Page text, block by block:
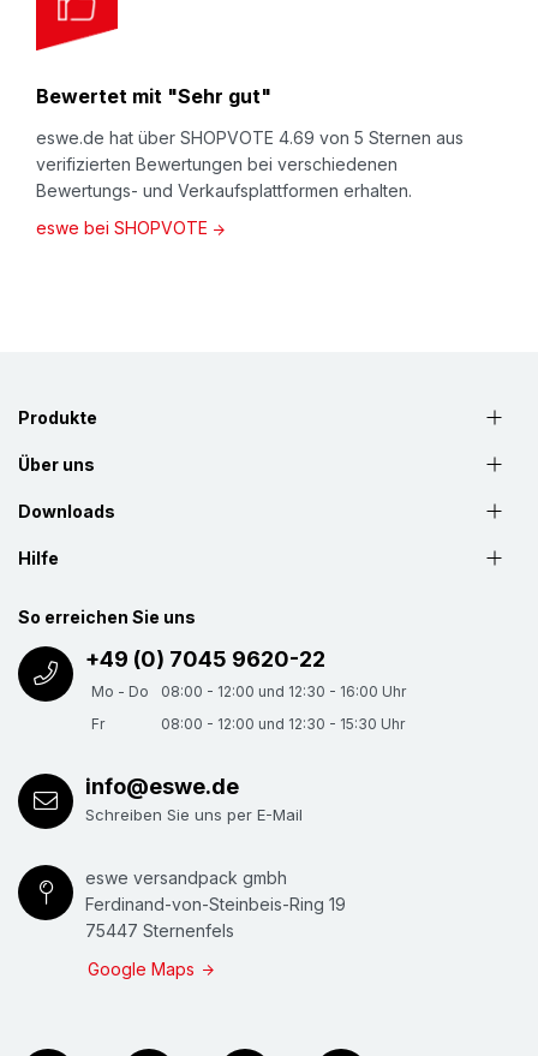
Bewertet mit "Sehr gut"
eswe.de hat über SHOPVOTE 4.69 von 5 Sternen aus
verifizierten Bewertungen bei verschiedenen
Bewertungs- und Verkaufsplattformen erhalten.
eswe bei SHOPVOTE
Produkte
Über uns
Downloads
Hilfe
So erreichen Sie uns
+49 (0) 7045 9620-22
Mo - Do
08:00 - 12:00 und 12:30 - 16:00 Uhr
Fr
08:00 - 12:00 und 12:30 - 15:30 Uhr
info@eswe.de
Schreiben Sie uns per E-Mail
eswe versandpack gmbh
Ferdinand-von-Steinbeis-Ring 19
75447 Sternenfels
Google Maps